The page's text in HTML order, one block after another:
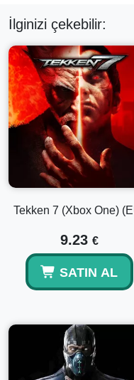
İlginizi çekebilir:
Tekken 7 (Xbox One)
9.23 €
SATIN AL